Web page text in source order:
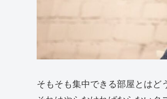
そもそも集中できる部屋とはど